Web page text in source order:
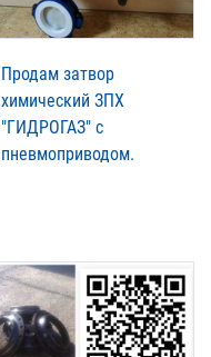
Продам затвор
химический ЗПХ
"ГИДРОГАЗ" с
пневмоприводом.